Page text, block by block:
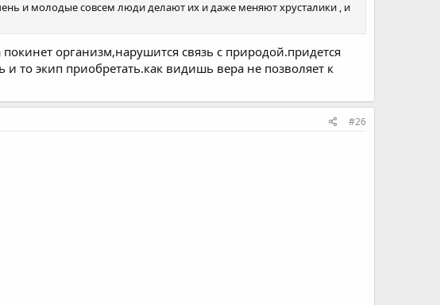
и молодые совсем люди делают их и даже меняют хрусталики , и
организм,нарушится связь с природой.придется
и то экип приобретать.как видишь вера не позволяет к
#26